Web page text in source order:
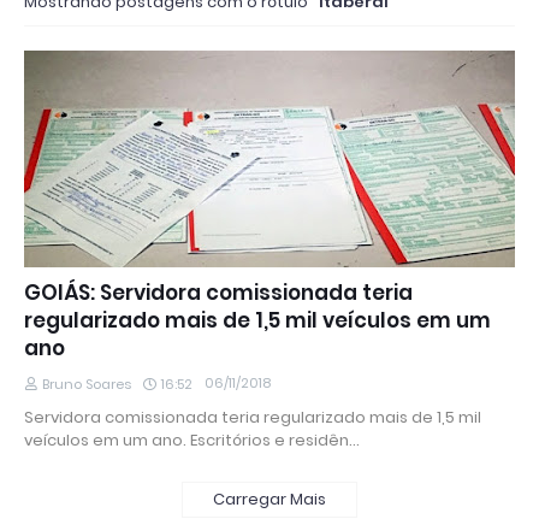
GOIÁS: Servidora comissionada teria
regularizado mais de 1,5 mil veículos em um
ano
Bruno Soares 16:52 06/11/2018
Servidora comissionada teria regularizado mais de 1,5 mil
veículos em um ano. Escritórios e residên…
Carregar Mais